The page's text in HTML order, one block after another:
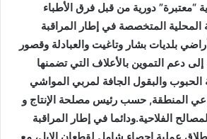
“معتبرة” دورية من قبل فرق الأطباء
المحلية المتخصصة في إطار المراقبة
بلديات بشار وتاغيت والعبادلة وقصور
إلى دعم التموين بالأعلاف التي تضمنها
الحبوب والبقول الجافة لمربي المواشي
المنطقة, حسب رئيس مصلحة الإنتاج و
الفلاحية.ودائما في إطار المراقبة